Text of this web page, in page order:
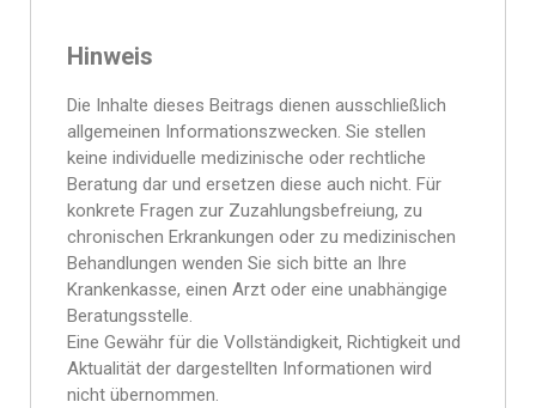
Hinweis
Die Inhalte dieses Beitrags dienen ausschließlich
allgemeinen Informationszwecken. Sie stellen
keine individuelle medizinische oder rechtliche
Beratung dar und ersetzen diese auch nicht. Für
konkrete Fragen zur Zuzahlungsbefreiung, zu
chronischen Erkrankungen oder zu medizinischen
Behandlungen wenden Sie sich bitte an Ihre
Krankenkasse, einen Arzt oder eine unabhängige
Beratungsstelle.
Eine Gewähr für die Vollständigkeit, Richtigkeit und
Aktualität der dargestellten Informationen wird
nicht übernommen.